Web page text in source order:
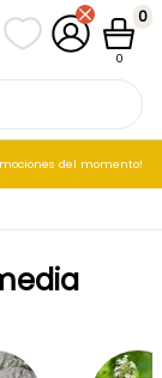
Mis listas de
Mi cuenta
Cesta
0
0
del momento!